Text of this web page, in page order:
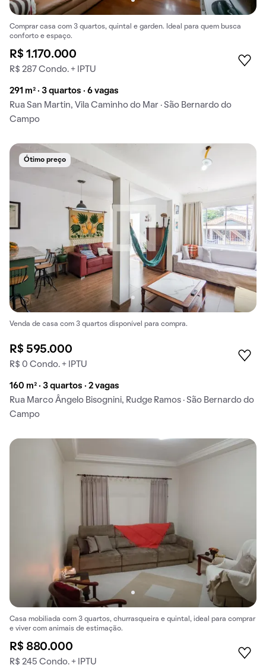
Comprar casa com 3 quartos, quintal e garden. Ideal para quem busca
conforto e espaço.
R$ 1.170.000
R$ 287 Condo. + IPTU
291 m² · 3 quartos · 6 vagas
Rua San Martin, Vila Caminho do Mar · São Bernardo do
Campo
Ótimo preço
Venda de casa com 3 quartos disponível para compra.
R$ 595.000
R$ 0 Condo. + IPTU
160 m² · 3 quartos · 2 vagas
Rua Marco Ângelo Bisognini, Rudge Ramos · São Bernardo do
Campo
Casa mobiliada com 3 quartos, churrasqueira e quintal, ideal para comprar
e viver com animais de estimação.
R$ 880.000
R$ 245 Condo. + IPTU